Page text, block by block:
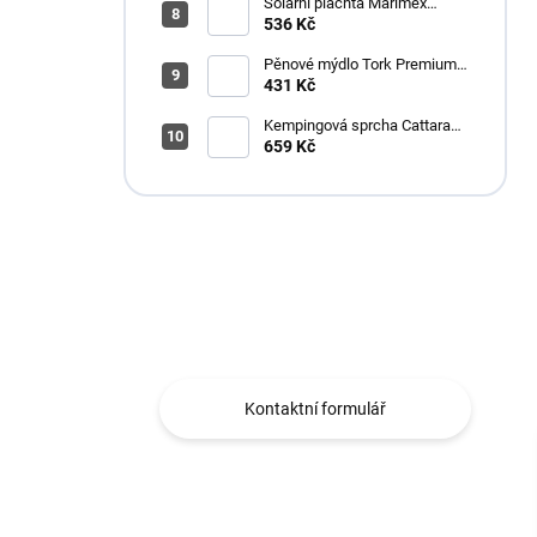
průměr 3,6 m černá
536 Kč
Pěnové mýdlo Tork Premium
Antimikrobiální 1l S4
431 Kč
Kempingová sprcha Cattara
AKU
659 Kč
Kontaktní formulář